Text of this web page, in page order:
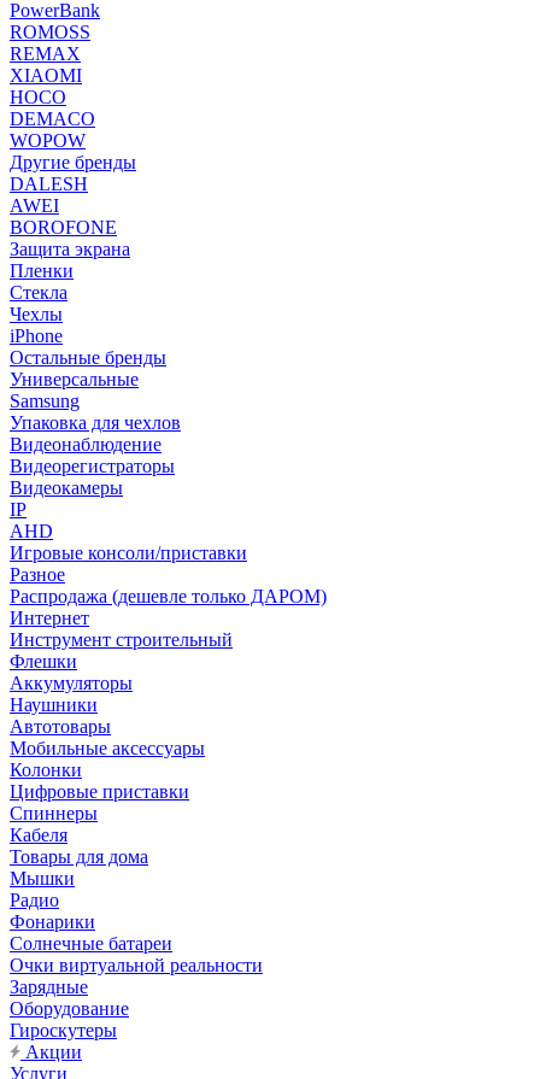
PowerBank
ROMOSS
REMAX
XIAOMI
HOCO
DEMACO
WOPOW
Другие бренды
DALESH
AWEI
BOROFONE
Защита экрана
Пленки
Стекла
Чехлы
iPhone
Остальные бренды
Универсальные
Samsung
Упаковка для чехлов
Видеонаблюдение
Видеорегистраторы
Видеокамеры
IP
AHD
Игровые консоли/приставки
Разное
Распродажа (дешевле только ДАРОМ)
Интернет
Инструмент строительный
Флешки
Аккумуляторы
Наушники
Автотовары
Мобильные аксессуары
Колонки
Цифровые приставки
Спиннеры
Кабеля
Товары для дома
Мышки
Радио
Фонарики
Солнечные батареи
Очки виртуальной реальности
Зарядные
Оборудование
Гироскутеры
Акции
Услуги